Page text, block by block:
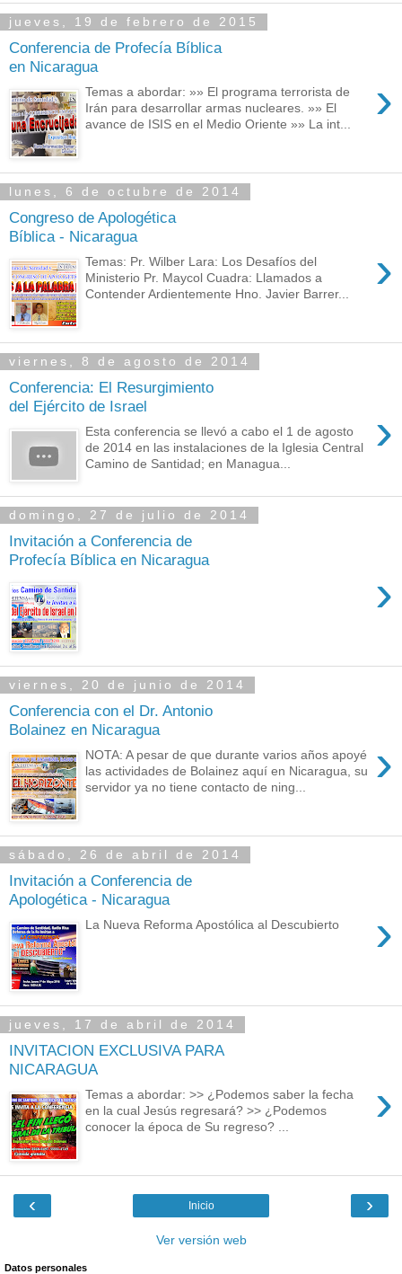
jueves, 19 de febrero de 2015
Conferencia de Profecía Bíblica
en Nicaragua
›
Temas a abordar: »» El programa terrorista de
Irán para desarrollar armas nucleares. »» El
avance de ISIS en el Medio Oriente »» La int...
lunes, 6 de octubre de 2014
Congreso de Apologética
Bíblica - Nicaragua
›
Temas: Pr. Wilber Lara: Los Desafíos del
Ministerio Pr. Maycol Cuadra: Llamados a
Contender Ardientemente Hno. Javier Barrer...
viernes, 8 de agosto de 2014
Conferencia: El Resurgimiento
del Ejército de Israel
›
Esta conferencia se llevó a cabo el 1 de agosto
de 2014 en las instalaciones de la Iglesia Central
Camino de Santidad; en Managua...
domingo, 27 de julio de 2014
Invitación a Conferencia de
Profecía Bíblica en Nicaragua
›
viernes, 20 de junio de 2014
Conferencia con el Dr. Antonio
Bolainez en Nicaragua
›
NOTA: A pesar de que durante varios años apoyé
las actividades de Bolainez aquí en Nicaragua, su
servidor ya no tiene contacto de ning...
sábado, 26 de abril de 2014
Invitación a Conferencia de
Apologética - Nicaragua
›
La Nueva Reforma Apostólica al Descubierto
jueves, 17 de abril de 2014
INVITACION EXCLUSIVA PARA
NICARAGUA
›
Temas a abordar: >> ¿Podemos saber la fecha
en la cual Jesús regresará? >> ¿Podemos
conocer la época de Su regreso? ...
‹ ›
Inicio
Ver versión web
Datos personales